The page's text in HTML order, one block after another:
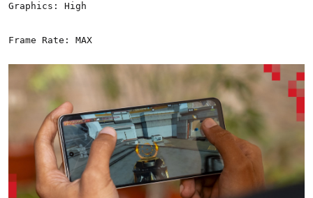
Graphics: High
Frame Rate: MAX